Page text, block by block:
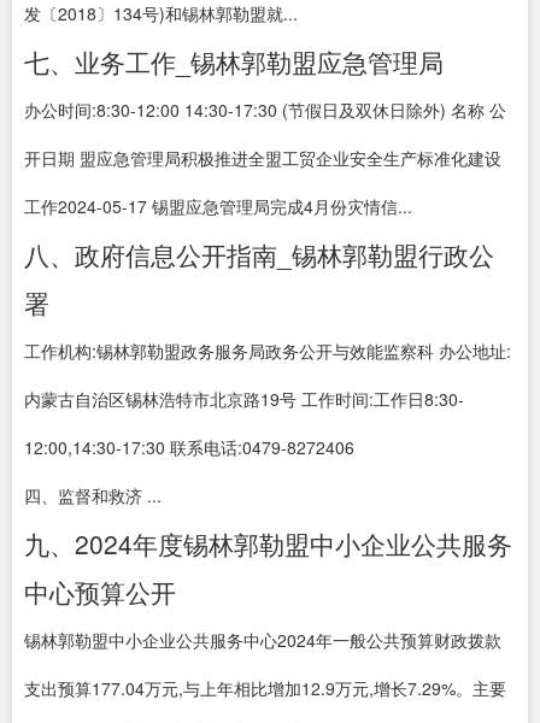
发〔2018〕134号)和锡林郭勒盟就...
七、业务工作_锡林郭勒盟应急管理局
办公时间:8:30-12:00 14:30-17:30 (节假日及双休日除外) 名称 公
开日期 盟应急管理局积极推进全盟工贸企业安全生产标准化建设
工作2024-05-17 锡盟应急管理局完成4月份灾情信...
八、政府信息公开指南_锡林郭勒盟行政公
署
工作机构:锡林郭勒盟政务服务局政务公开与效能监察科 办公地址:
内蒙古自治区锡林浩特市北京路19号 工作时间:工作日8:30-
12:00,14:30-17:30 联系电话:0479-8272406
四、监督和救济 ...
九、2024年度锡林郭勒盟中小企业公共服务
中心预算公开
锡林郭勒盟中小企业公共服务中心2024年一般公共预算财政拨款
支出预算177.04万元,与上年相比增加12.9万元,增长7.29%。主要